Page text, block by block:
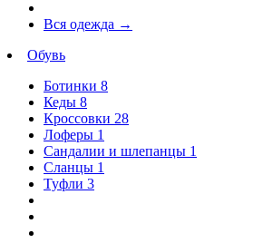
Вся одежда →
Обувь
Ботинки 8
Кеды 8
Кроссовки 28
Лоферы 1
Сандалии и шлепанцы 1
Сланцы 1
Туфли 3